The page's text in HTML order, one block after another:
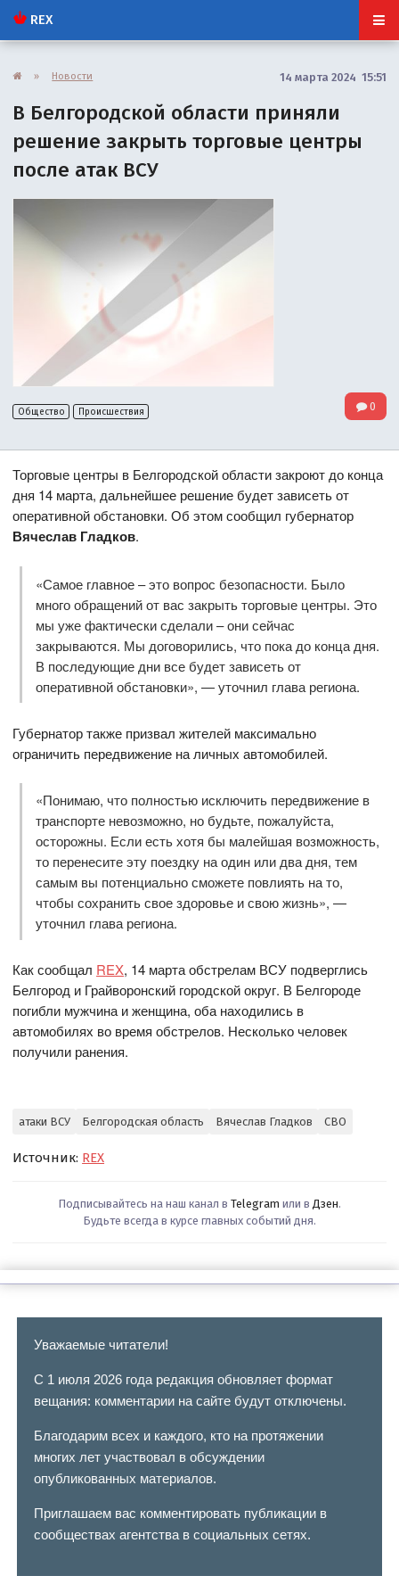
REX
» Новости 14 марта 2024 15:51
В Белгородской области приняли
решение закрыть торговые центры
после атак ВСУ
Общество Происшествия 0
Торговые центры в Белгородской области закроют до конца
дня 14 марта, дальнейшее решение будет зависеть от
оперативной обстановки. Об этом сообщил губернатор
Вячеслав Гладков.
«Самое главное – это вопрос безопасности. Было
много обращений от вас закрыть торговые центры. Это
мы уже фактически сделали – они сейчас
закрываются. Мы договорились, что пока до конца дня.
В последующие дни все будет зависеть от
оперативной обстановки», — уточнил глава региона.
Губернатор также призвал жителей максимально
ограничить передвижение на личных автомобилей.
«Понимаю, что полностью исключить передвижение в
транспорте невозможно, но будьте, пожалуйста,
осторожны. Если есть хотя бы малейшая возможность,
то перенесите эту поездку на один или два дня, тем
самым вы потенциально сможете повлиять на то,
чтобы сохранить свое здоровье и свою жизнь», —
уточнил глава региона.
Как сообщал REX, 14 марта обстрелам ВСУ подверглись
Белгород и Грайворонский городской округ. В Белгороде
погибли мужчина и женщина, оба находились в
автомобилях во время обстрелов. Несколько человек
получили ранения.
атаки ВСУ Белгородская область Вячеслав Гладков СВО
Источник: REX
Подписывайтесь на наш канал в Telegram или в Дзен.
Будьте всегда в курсе главных событий дня.
Уважаемые читатели!
С 1 июля 2026 года редакция обновляет формат
вещания: комментарии на сайте будут отключены.
Благодарим всех и каждого, кто на протяжении
многих лет участвовал в обсуждении
опубликованных материалов.
Приглашаем вас комментировать публикации в
сообществах агентства в социальных сетях.